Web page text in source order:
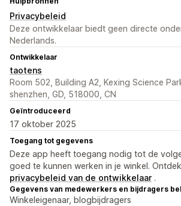
Privacybeleid
Deze ontwikkelaar biedt geen directe
Nederlands.
Ontwikkelaar
taotens
Room 502, Building A2, Kexing Science
shenzhen, GD, 518000, CN
Geïntroduceerd
17 oktober 2025
Toegang tot gegevens
Deze app heeft toegang nodig tot de
goed te kunnen werken in je winkel.
privacybeleid van de ontwikkelaar .
Gegevens van medewerkers en bijdragers
Winkeleigenaar, blogbijdragers